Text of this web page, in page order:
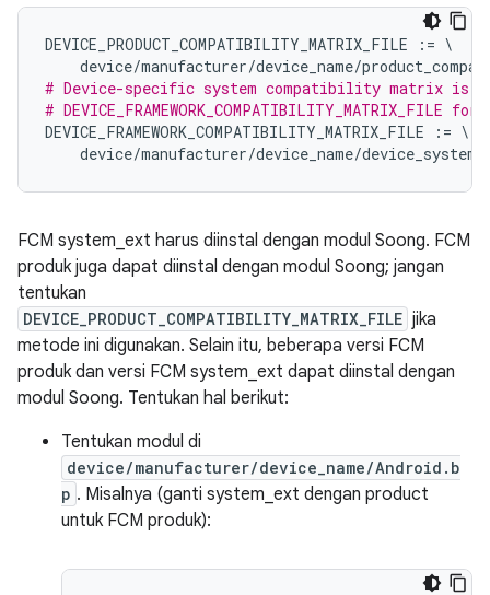
DEVICE_PRODUCT_COMPATIBILITY_MATRIX_FILE := \
device/manufacturer/device_name/
# Device-specific system compatibility matrix is
# DEVICE_FRAMEWORK_COMPATIBILITY_MATRIX_FILE
DEVICE_FRAMEWORK_COMPATIBILITY_MATRIX_FILE
:= \
device/manufacturer/device_name/
FCM system_ext harus diinstal dengan modul Soong. FCM
produk juga dapat diinstal dengan modul Soong; jangan
tentukan
DEVICE_PRODUCT_COMPATIBILITY_MATRIX_FILE jika
metode ini digunakan. Selain itu, beberapa versi FCM
produk dan versi FCM system_ext dapat diinstal dengan
modul Soong. Tentukan hal berikut:
Tentukan modul di
device/manufacturer/device_name/Android.b
p . Misalnya (ganti system_ext dengan product
untuk FCM produk):